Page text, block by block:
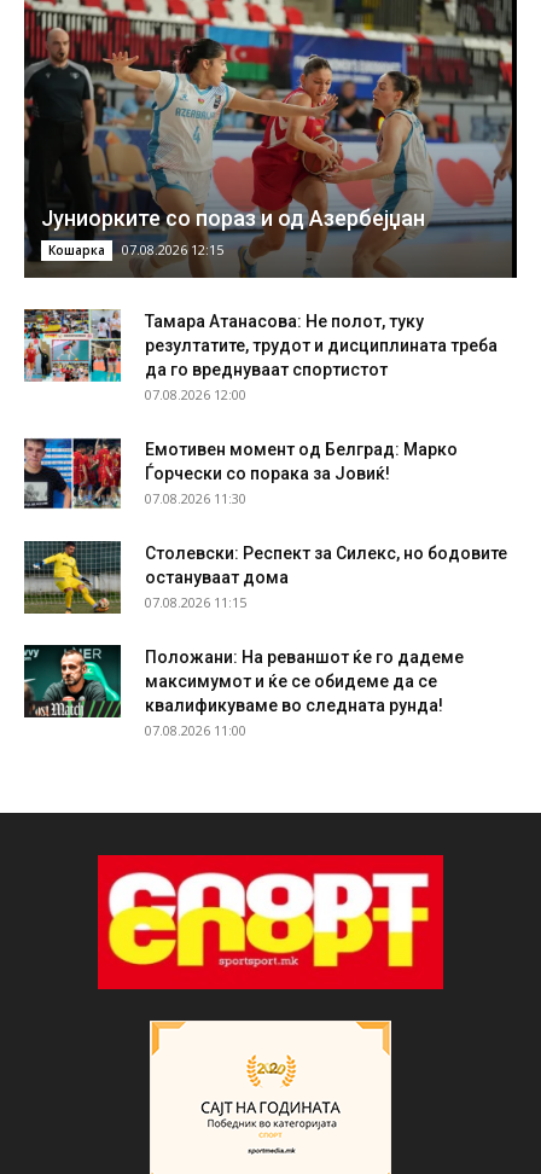
Јуниорките со пораз и од Азербејџан
Кошарка 07.08.2026 12:15
Тамара Атанасова: Не полот, туку
резултатите, трудот и дисциплината треба
да го вреднуваат спортистот
07.08.2026 12:00
Емотивен момент од Белград: Марко
Ѓорчески со порака за Јовиќ!
07.08.2026 11:30
Столевски: Респект за Силекс, но бодовите
остануваат дома
07.08.2026 11:15
Положани: На реваншот ќе го дадеме
максимумот и ќе се обидеме да се
квалификуваме во следната рунда!
07.08.2026 11:00